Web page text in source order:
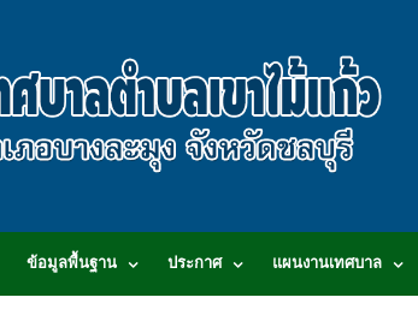
ข้อมูลพื้นฐาน ประกาศ แผนงานเทศบาล